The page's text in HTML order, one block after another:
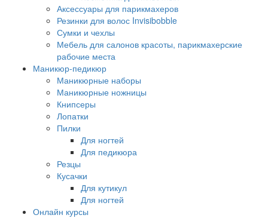
Аксессуары для парикмахеров
Резинки для волос Invisibobble
Сумки и чехлы
Мебель для салонов красоты, парикмахерские
рабочие места
Маникюр-педикюр
Маникюрные наборы
Маникюрные ножницы
Книпсеры
Лопатки
Пилки
Для ногтей
Для педикюра
Резцы
Кусачки
Для кутикул
Для ногтей
Онлайн курсы